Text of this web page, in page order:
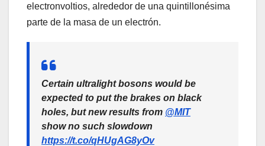
electronvoltios, alrededor de una quintillonésima
parte de la masa de un electrón.
Certain ultralight bosons would be
expected to put the brakes on black
holes, but new results from @MIT
show no such slowdown
https://t.co/qHUgAG8yOv